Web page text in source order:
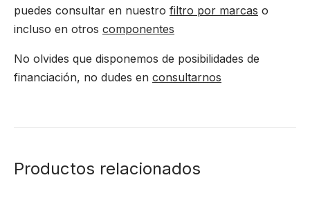
puedes consultar en nuestro filtro por marcas o
incluso en otros componentes
No olvides que disponemos de posibilidades de
financiación, no dudes en consultarnos
Productos relacionados